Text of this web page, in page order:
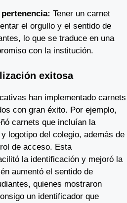
Tener un carnet
el orgullo y el sentido de
lo que se traduce en una
con la institución.
exitosa
han implementado carnets
con gran éxito. Por ejemplo,
carnets que incluían la
logotipo del colegio, además de
de acceso. Esta
la identificación y mejoró la
aumentó el sentido de
quienes mostraron
un identificador que